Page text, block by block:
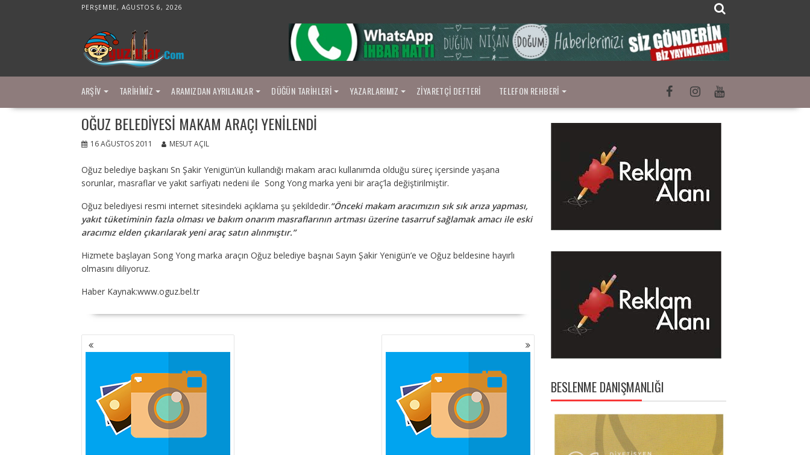
PERŞEMBE, AĞUSTOS 6, 2026
ARŞIV TARIHIMIZ ARAMIZDAN AYRILANLAR DÜĞÜN TARIHLERI YAZARLARIMIZ ZIYARETÇI DEFTERI TELEFON REHBERI
OĞUZ BELEDIYESI MAKAM ARAÇI YENILENDI
16 AĞUSTOS 2011 MESUT AÇIL
Oğuz belediye başkanı Sn Şakir Yenigün’ün kullandığı makam aracı kullanımda olduğu süreç içersinde yaşana
sorunlar, masraflar ve yakıt sarfiyatı nedeni ile Song Yong marka yeni bir araç’la değiştirilmiştir.
Oğuz belediyesi resmi internet sitesindeki açıklama şu şekildedir.“Önceki makam aracımızın sık sık arıza yapması,
yakıt tüketiminin fazla olması ve bakım onarım masraflarının artması üzerine tasarruf sağlamak amacı ile eski
aracımız elden çıkarılarak yeni araç satın alınmıştır.”
Hizmete başlayan Song Yong marka araçın Oğuz belediye başnaı Sayın Şakir Yenigün’e ve Oğuz beldesine hayırlı
olmasını diliyoruz.
Haber Kaynak:www.oguz.bel.tr
YAZI
GEZINMESI
BESLENME DANIŞMANLIĞI